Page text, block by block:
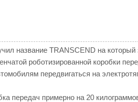
название TRANSCEND на
роботизированной коробки
передвигаться на
передач примерно на 20